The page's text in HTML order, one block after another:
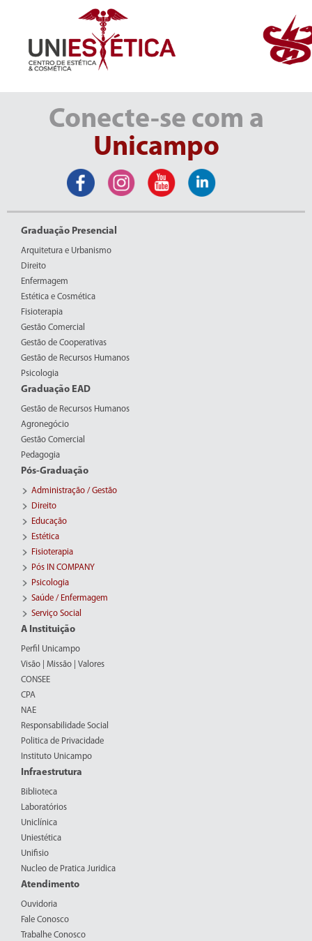
Conecte-se com a
Unicampo
Graduação Presencial
Arquitetura e Urbanismo
Direito
Enfermagem
Estética e Cosmética
Fisioterapia
Gestão Comercial
Gestão de Cooperativas
Gestão de Recursos Humanos
Psicologia
Graduação EAD
Gestão de Recursos Humanos
Agronegócio
Gestão Comercial
Pedagogia
Pós-Graduação
Administração / Gestão
Direito
Educação
Estética
Fisioterapia
Pós IN COMPANY
Psicologia
Saúde / Enfermagem
Serviço Social
A Instituição
Perfil Unicampo
Visão | Missão | Valores
CONSEE
CPA
NAE
Responsabilidade Social
Politica de Privacidade
Instituto Unicampo
Infraestrutura
Biblioteca
Laboratórios
Uniclínica
Uniestética
Unifisio
Nucleo de Pratica Juridica
Atendimento
Ouvidoria
Fale Conosco
Trabalhe Conosco